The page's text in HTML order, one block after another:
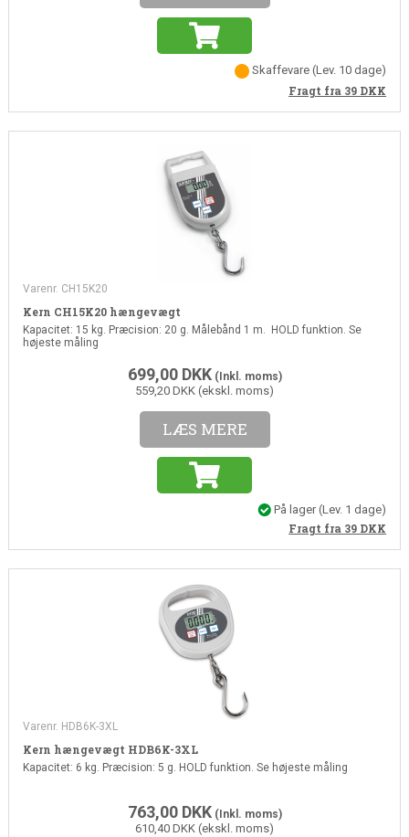
Skaffevare(Lev. 10 dage)
Fragt fra 39 DKK
Varenr. CH15K20
Kern CH15K20 hængevægt
Kapacitet: 15 kg. Præcision: 20 g. Målebånd 1 m. HOLD funktion. Se
højeste måling
699,00 DKK(Inkl. moms)
559,20 DKK (ekskl. moms)
LÆS MERE
På lager(Lev. 1 dage)
Fragt fra 39 DKK
Varenr. HDB6K-3XL
Kern hængevægt HDB6K-3XL
Kapacitet: 6 kg. Præcision: 5 g. HOLD funktion. Se højeste måling
763,00 DKK(Inkl. moms)
610,40 DKK (ekskl. moms)